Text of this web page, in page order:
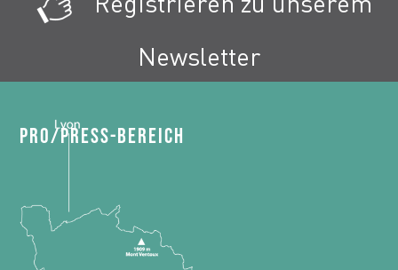
Newsletter
Pro/Press-Bereich